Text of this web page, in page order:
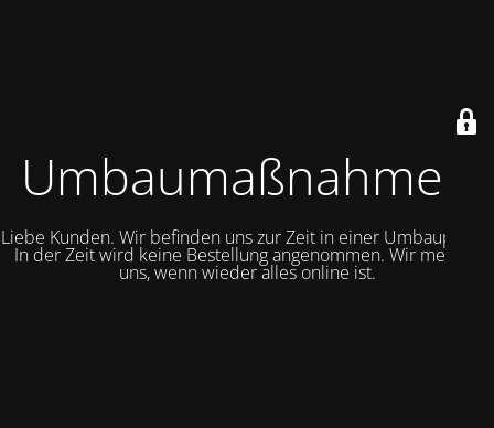
Umbaumaßnahmen
Liebe Kunden. Wir befinden uns zur Zeit in einer Umbauphase.
In der Zeit wird keine Bestellung angenommen. Wir melden
uns, wenn wieder alles online ist.